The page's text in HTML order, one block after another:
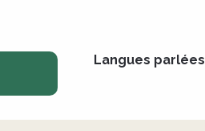
Langues parlées
Langues parlées